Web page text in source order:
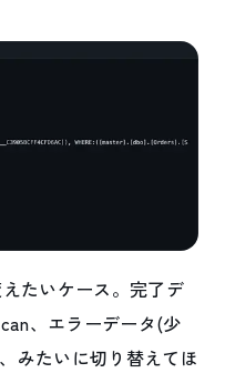
たいケース。完了デ
、エラーデータ(少
みたいに切り替えてほ